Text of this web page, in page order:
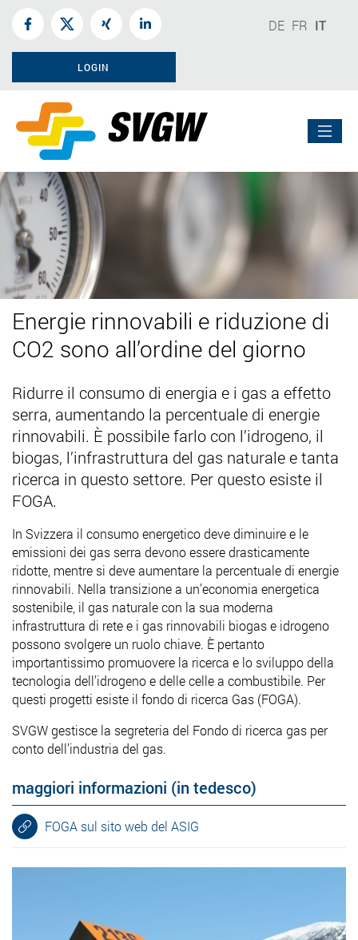
DE FR IT
LOGIN
Energie rinnovabili e riduzione di
CO2 sono all’ordine del giorno
Ridurre il consumo di energia e i gas a effetto
serra, aumentando la percentuale di energie
rinnovabili. È possibile farlo con l’idrogeno, il
biogas, l’infrastruttura del gas naturale e tanta
ricerca in questo settore. Per questo esiste il
FOGA.
In Svizzera il consumo energetico deve diminuire e le
emissioni dei gas serra devono essere drasticamente
ridotte, mentre si deve aumentare la percentuale di energie
rinnovabili. Nella transizione a un’economia energetica
sostenibile, il gas naturale con la sua moderna
infrastruttura di rete e i gas rinnovabili biogas e idrogeno
possono svolgere un ruolo chiave. È pertanto
importantissimo promuovere la ricerca e lo sviluppo della
tecnologia dell’idrogeno e delle celle a combustibile. Per
questi progetti esiste il fondo di ricerca Gas (FOGA).
SVGW gestisce la segreteria del Fondo di ricerca gas per
conto dell’industria del gas.
maggiori informazioni (in tedesco)
FOGA sul sito web del ASIG